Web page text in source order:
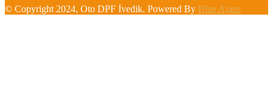
© Copyright 2024, Oto DPF İvedik. Powered By Blue Ajans